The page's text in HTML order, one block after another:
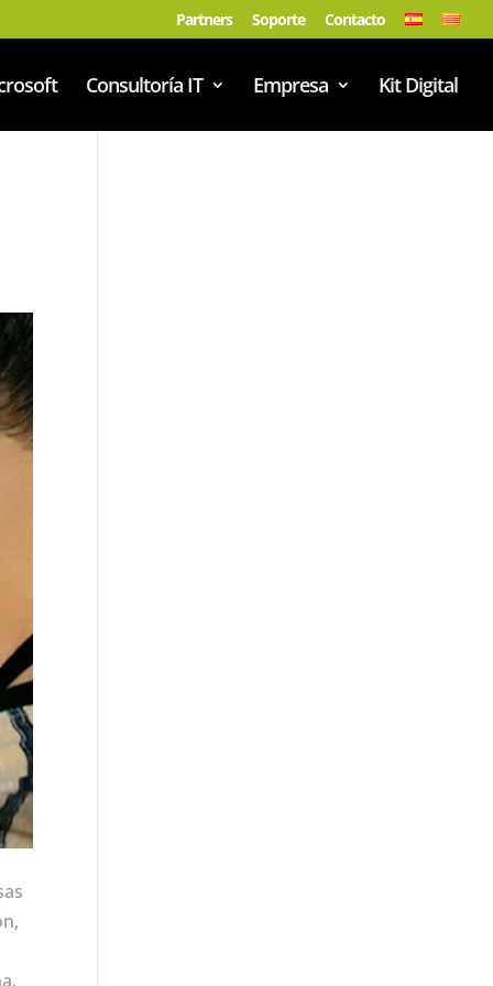
Partners Soporte Contacto
Consultoría IT Empresa Kit Digital